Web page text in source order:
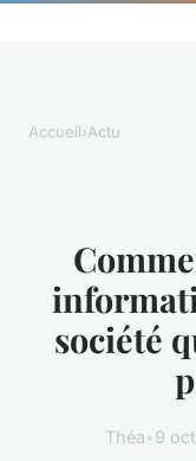
Accueil›Actu
société
Théa•9